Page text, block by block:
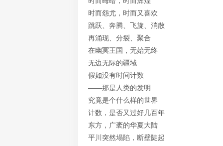
时而怨尤，时而又喜欢
跳跃、奔腾、飞旋、消散
再涌现、分裂、聚合
在幽冥王国，无始无终
无边无际的疆域
假如没有时间计数
——那是人类的发明
究竟是个什么样的世界
计数，是否又过好几百年
东方，广袤的华夏大陆
平川突然塌陷，断壁陡起